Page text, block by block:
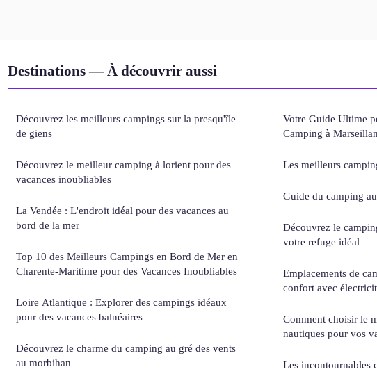
Destinations — À découvrir aussi
Découvrez les meilleurs campings sur la presqu'île
de giens
Découvrez le meilleur camping à lorient pour des
vacances inoubliables
La Vendée : L'endroit idéal pour des vacances au
bord de la mer
Top 10 des Meilleurs Campings en Bord de Mer en
Charente-Maritime pour des Vacances Inoubliables
Loire Atlantique : Explorer des campings idéaux
pour des vacances balnéaires
Découvrez le charme du camping au gré des vents
au morbihan
Votre Guide Ultime
Camping à
Les meilleurs
Guide du camping
Découvrez le
votre refuge idéal
Emplacements de
confort avec
Comment choisir le
nautiques pour vos
Les incontournables